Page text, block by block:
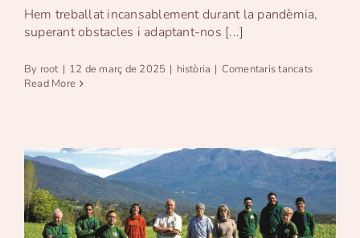
Hem treballat incansablement durant la pandèmia,
superant obstacles i adaptant-nos [...]
By root | 12 de març de 2025 | història | Comentaris tancatsa
Read More